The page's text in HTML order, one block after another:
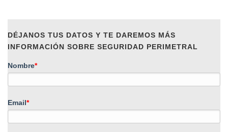
DÉJANOS TUS DATOS Y TE DAREMOS MÁS
INFORMACIÓN SOBRE SEGURIDAD PERIMETRAL
Nombre*
Email*